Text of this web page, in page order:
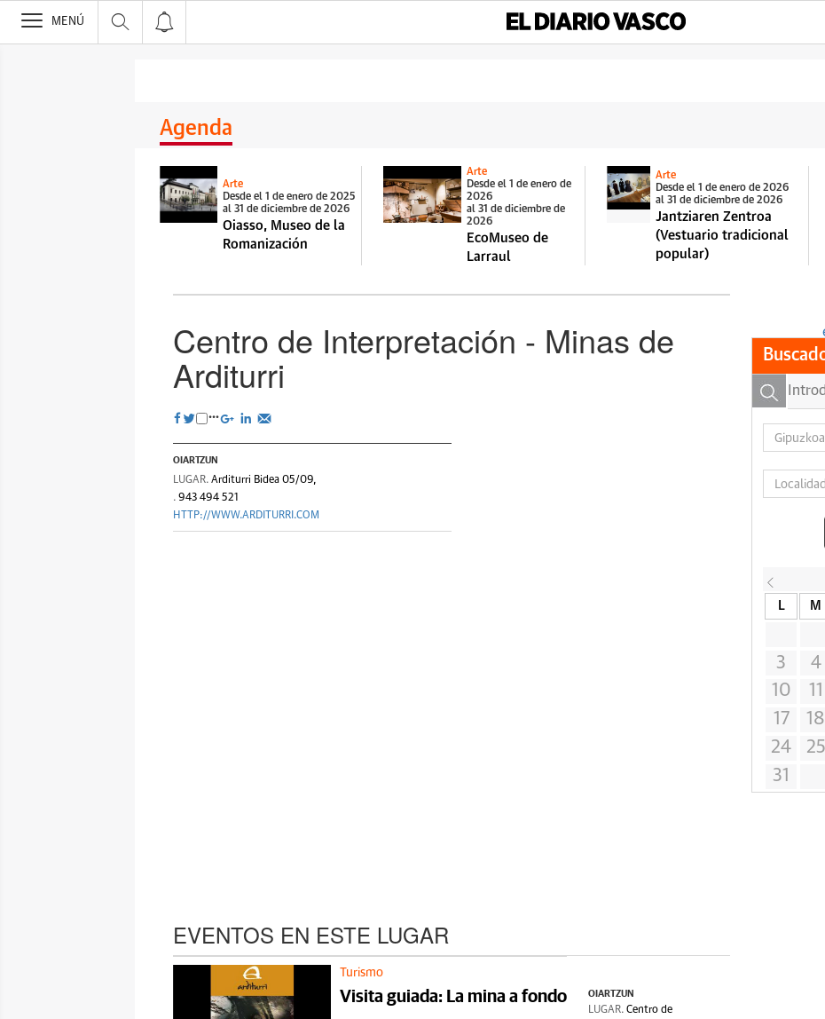
>
MENÚ
Agenda
Arte
Desde el 1 de enero de 2025
al 31 de diciembre de 2026
Oiasso, Museo de la
Romanización
Arte
Desde el 1 de enero de
2026
al 31 de diciembre de
2026
EcoMuseo de
Larraul
Arte
Desde el 1 de enero de 2026
al 31 de diciembre de 2026
Jantziaren Zentroa
(Vestuario tradicional
popular)
Centro de Interpretación - Minas de
Arditurri
OIARTZUN
LUGAR. Arditurri Bidea 05/09,
. 943 494 521
HTTP://WWW.ARDITURRI.COM
EVENTOS EN ESTE LUGAR
Turismo
Visita guiada: La mina a fondo OIARTZUN
LUGAR.Centro de
L M
3
4
10
11
17
18
24
25
31